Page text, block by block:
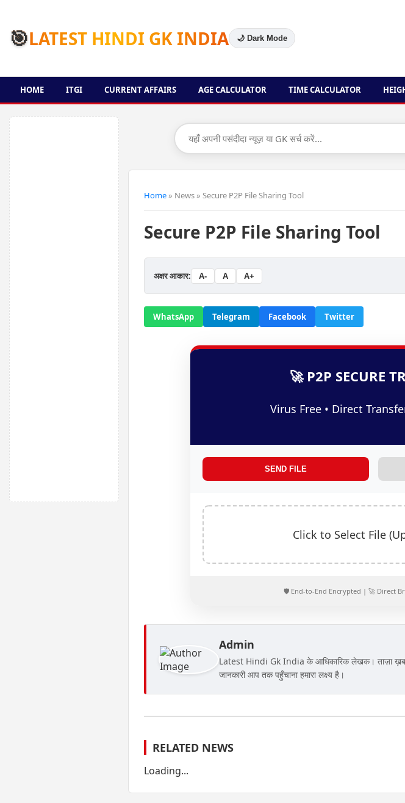
🎯LATEST HINDI GK INDIA 🌙 Dark Mode
HOME ITGI CURRENT AFFAIRS AGE CALCULATOR TIME CALCULATOR
Home» News» Secure P2P File Sharing Tool
Secure P2P File Sharing Tool
अक्षर आकार: A- A A+
WhatsApp Telegram Facebook Twitter
🚀 P2P SECURE
Virus Free • Direct
SEND FILE
Click to Select File
🛡️ End-to-End Encrypted | 🚀 Direct
Admin
Latest Hindi Gk India के आधिकारिक लेखक। ताज़ा ख़बरें,
जानकारी आप तक पहुँचाना हमारा लक्ष्य है।
RELATED NEWS
Loading...